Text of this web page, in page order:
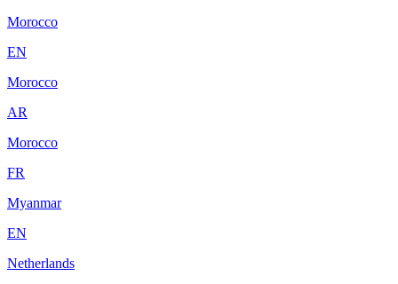
Morocco
EN
Morocco
AR
Morocco
FR
Myanmar
EN
Netherlands